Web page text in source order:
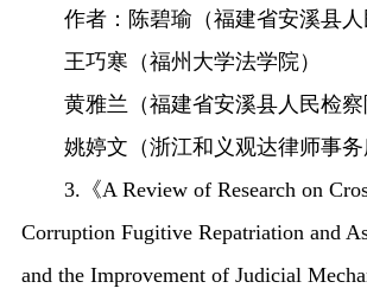
作者：陈碧瑜（福建省安溪县人
王巧寒（福州大学法学院）
黄雅兰（福建省安溪县人民检察
姚婷文（浙江和义观达律师事务
3.《A Review of Research on
Corruption Fugitive Repatriation and
and the Improvement of Judicial